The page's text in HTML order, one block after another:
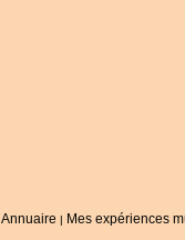
Annuaire | Mes expériences